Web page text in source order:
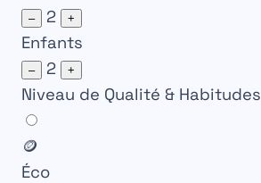
– 2 +
Enfants
– 2 +
Niveau de Qualité & Habitudes
🪙
Éco